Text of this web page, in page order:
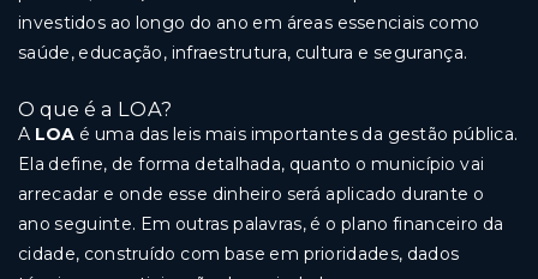
investidos ao longo do ano em áreas essenciais como
saúde, educação, infraestrutura, cultura e segurança.
O que é a LOA?
A LOA é uma das leis mais importantes da gestão pública.
Ela define, de forma detalhada, quanto o município vai
arrecadar e onde esse dinheiro será aplicado durante o
ano seguinte. Em outras palavras, é o plano financeiro da
cidade, construído com base em prioridades, dados